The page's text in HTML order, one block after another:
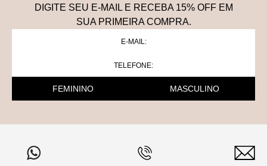
DIGITE SEU E-MAIL E RECEBA 15% OFFEM
SUA PRIMEIRA COMPRA.
FEMININO MASCULINO